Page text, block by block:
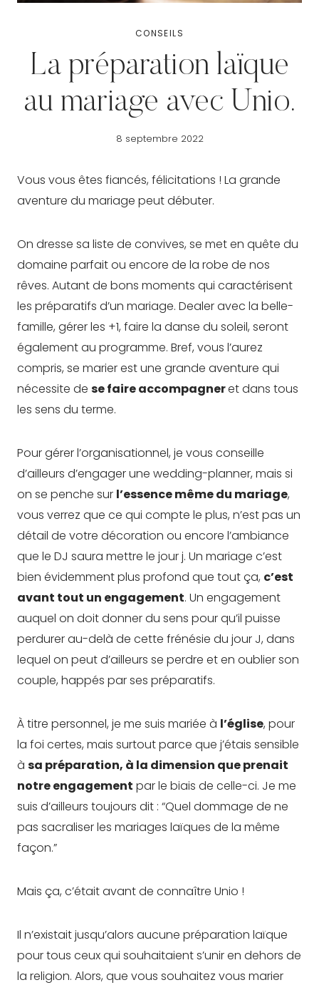
CONSEILS
La préparation laïque
au mariage avec Unio.
8 septembre 2022
Vous vous êtes fiancés, félicitations ! La grande
aventure du mariage peut débuter.
On dresse sa liste de convives, se met en quête du
domaine parfait ou encore de la robe de nos
rêves. Autant de bons moments qui caractérisent
les préparatifs d’un mariage. Dealer avec la belle-
famille, gérer les +1, faire la danse du soleil, seront
également au programme. Bref, vous l’aurez
compris, se marier est une grande aventure qui
nécessite de se faire accompagneret dans tous
les sens du terme.
Pour gérer l’organisationnel, je vous conseille
d’ailleurs d’engager une wedding-planner, mais si
on se penche sur l’essence même du mariage,
vous verrez que ce qui compte le plus, n’est pas un
détail de votre décoration ou encore l’ambiance
que le DJ saura mettre le jour j. Un mariage c’est
bien évidemment plus profond que tout ça, c’est
avant tout un engagement. Un engagement
auquel on doit donner du sens pour qu’il puisse
perdurer au-delà de cette frénésie du jour J, dans
lequel on peut d’ailleurs se perdre et en oublier son
couple, happés par ses préparatifs.
À titre personnel, je me suis mariée à l’église, pour
la foi certes, mais surtout parce que j’étais sensible
à sa préparation, à la dimension que prenait
notre engagement par le biais de celle-ci. Je me
suis d’ailleurs toujours dit : “Quel dommage de ne
pas sacraliser les mariages laïques de la même
façon.”
Mais ça, c’était avant de connaître Unio !
Il n’existait jusqu’alors aucune préparation laïque
pour tous ceux qui souhaitaient s’unir en dehors de
la religion. Alors, que vous souhaitez vous marier